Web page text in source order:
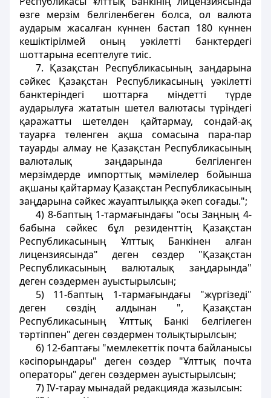
өзге мерзім белгіленбеген болса, ол валюта
аударым жасалған күннен бастап 180 күннен
кешіктірілмей оның уәкілетті банктердегі
шоттарына есептелуге тиіс.
7. Қазақстан Республикасының заңдарына
сәйкес Қазақстан Республикасының уәкілетті
банктеріндегі шоттарға міндетті түрде
аударылуға жататын шетел валютасы түріндегі
қаражатты шетелден қайтармау, сондай-ақ
тауарға төленген ақша сомасына пара-пар
тауарды алмау не Қазақстан Республикасының
валюталық заңдарында белгіленген
мерзімдерде импорттық мәмілелер бойынша
ақшаны қайтармау Қазақстан Республикасының
заңдарына сәйкес жауаптылыққа әкеп соғады.";
4) 8-баптың 1-тармағындағы "осы Заңның 4-
бабына сәйкес бұл резиденттің Қазақстан
Республикасының Ұлттық Банкінен алған
лицензиясында" деген сөздер "Қазақстан
Республикасының валюталық заңдарында"
деген сөздермен ауыстырылсын;
5) 11-баптың 1-тармағындағы "жүргізеді"
деген сөздің алдынан ", Қазақстан
Республикасының Ұлттық Банкі белгілеген
тәртіппен" деген сөздермен толықтырылсын;
6) 12-баптағы "мемлекеттік почта байланысы
кәсіпорындары" деген сөздер "Ұлттық почта
операторы" деген сөздермен ауыстырылсын;
7) IV-тарау мынадай редакцияда жазылсын: